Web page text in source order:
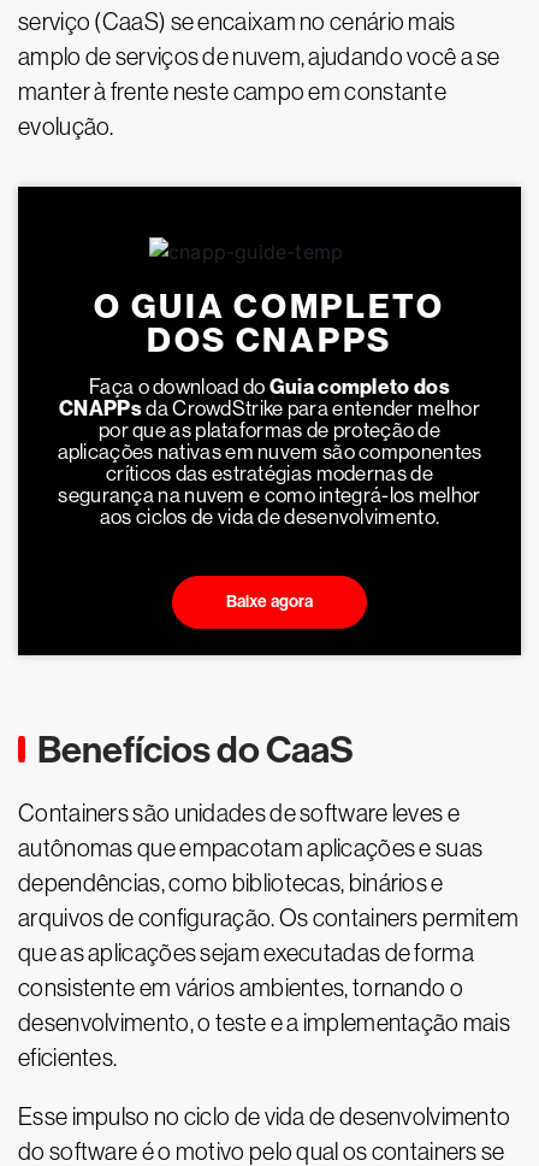
serviço (CaaS) se encaixam no cenário mais
amplo de serviços de nuvem, ajudando você a se
manter à frente neste campo em constante
evolução.
O GUIA COMPLETO
DOS CNAPPS
Faça o download do Guia completo dos
CNAPPsda CrowdStrike para entender melhor
por que as plataformas de proteção de
aplicações nativas em nuvem são componentes
críticos das estratégias modernas de
segurança na nuvem e como integrá-los melhor
aos ciclos de vida de desenvolvimento.
Baixe agora
Benefícios do CaaS
Containers são unidades de software leves e
autônomas que empacotam aplicações e suas
dependências, como bibliotecas, binários e
arquivos de configuração. Os containers permitem
que as aplicações sejam executadas de forma
consistente em vários ambientes, tornando o
desenvolvimento, o teste e a implementação mais
eficientes.
Esse impulso no ciclo de vida de desenvolvimento
do software é o motivo pelo qual os containers se